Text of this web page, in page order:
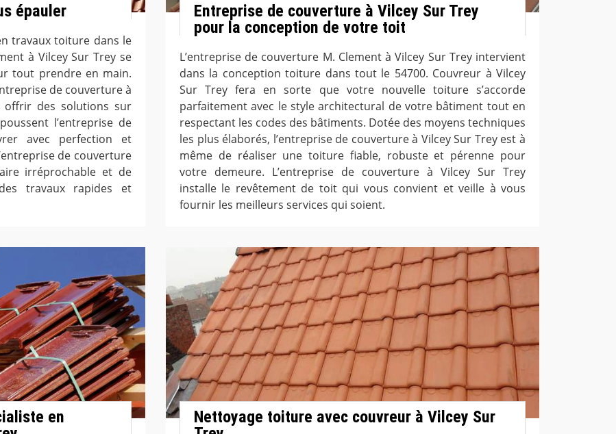
épauler
travaux toiture dans le
à Vilcey Sur Trey se
tout prendre en main.
de couverture à
offrir des solutions sur
l’entreprise de
avec perfection et
de couverture
irréprochable et de
travaux rapides et
Entreprise de couverture à Vilcey Sur Trey
pour la conception de votre toit
L’entreprise de couverture M. Clement à Vilcey Sur Trey intervient
dans la conception toiture dans tout le 54700. Couvreur à Vilcey
Sur Trey fera en sorte que votre nouvelle toiture s’accorde
parfaitement avec le style architectural de votre bâtiment tout en
respectant les codes des bâtiments. Dotée des moyens techniques
les plus élaborés, l’entreprise de couverture à Vilcey Sur Trey est à
même de réaliser une toiture fiable, robuste et pérenne pour
votre demeure. L’entreprise de couverture à Vilcey Sur Trey
installe le revêtement de toit qui vous convient et veille à vous
fournir les meilleurs services qui soient.
en
Nettoyage toiture avec couvreur à Vilcey Sur